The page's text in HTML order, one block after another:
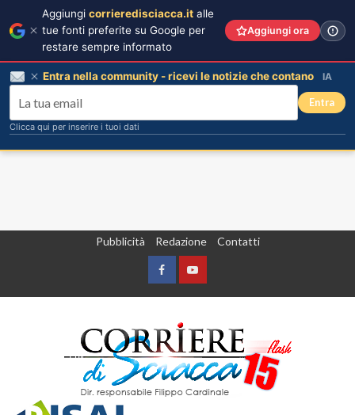
Pubblicità Redazione Contatti
FacebookYountube
Aggiungi corrieredisciacca.it alle
tue fonti preferite su Google per
restare sempre informato
Aggiungi ora
Entra nella community - ricevi le notizie che contano IA
Entra
Clicca qui per inserire i tuoi dati